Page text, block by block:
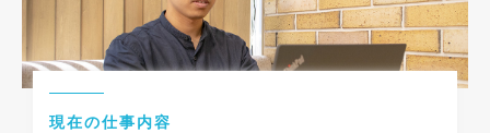
現在の仕事内容